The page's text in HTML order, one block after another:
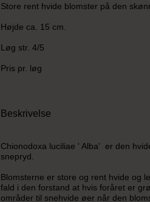
Store rent hvide blomster på den
Højde ca. 15 cm.
Løg str. 4/5
Pris pr. løg
Beskrivelse
Chionodoxa luciliae ' Alba' er den
snepryd.
Blomsterne er store og rent hvide og
fald i den forstand at hvis foråret er
områder til snehvide øer når den